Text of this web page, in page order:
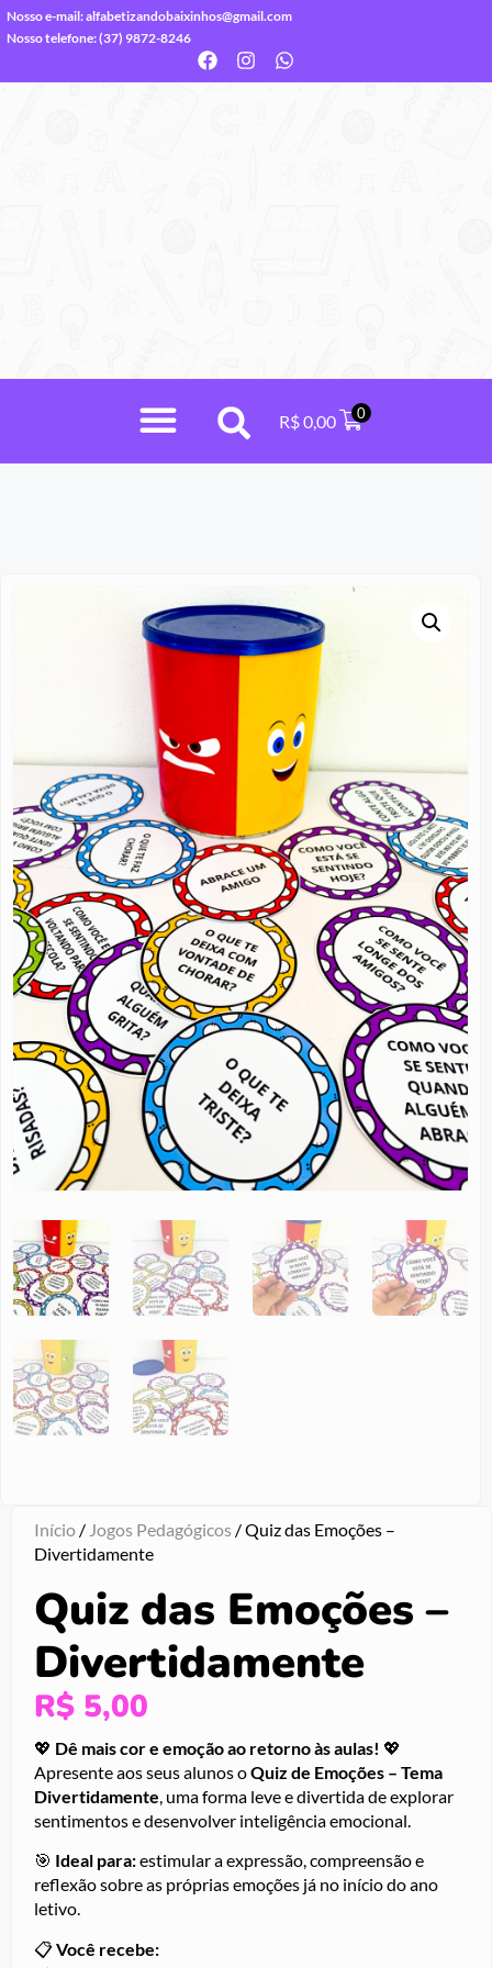
Nosso e-mail:alfabetizandobaixinhos@gmail.com
Nosso telefone: (37) 9872-8246
R$0,00 0
Início / Jogos Pedagógicos / Quiz das Emoções –
Divertidamente
Quiz das Emoções –
Divertidamente
R$ 5,00
💖 Dê mais cor e emoção ao retorno às aulas! 💖
Apresente aos seus alunos oQuiz de Emoções – Tema
Divertidamente, uma forma leve e divertida de explorar
sentimentos e desenvolver inteligência emocional.
🎯 Ideal para:estimular a expressão, compreensão e
reflexão sobre as próprias emoções já no início do ano
letivo.
📋Você recebe: